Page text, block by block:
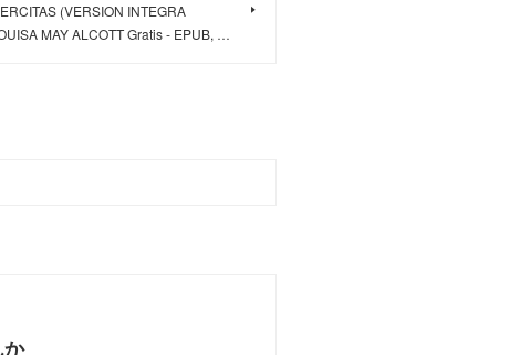
(VERSION INTEGRA
MAY ALCOTT Gratis - EPUB, …